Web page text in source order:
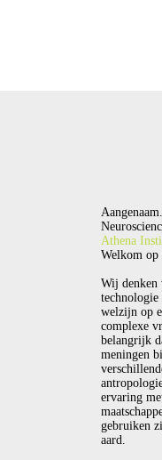
Athena
Welkom op
Wij denken
technologie
welzijn op
complexe
belangrijk
meningen
ervaring
gebruiken
aard.